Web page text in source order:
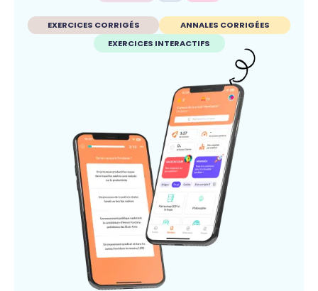
EXERCICES CORRIGÉS
ANNALES CORRIGÉES
EXERCICES INTERACTIFS